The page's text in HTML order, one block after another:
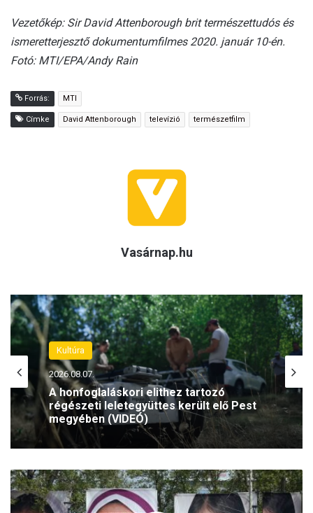
Vezetőkép: Sir David Attenborough brit természettudós és
ismeretterjesztő dokumentumfilmes 2020. január 10-én.
Fotó: MTI/EPA/Andy Rain
Forrás: MTI
Címke David Attenborough televízió természetfilm
Vasárnap.hu
Kultúra
2026.08.07.
A honfoglaláskori elithez tartozó
régészeti leletegyüttes került elő Pest
megyében (VIDEÓ)
C
s
e